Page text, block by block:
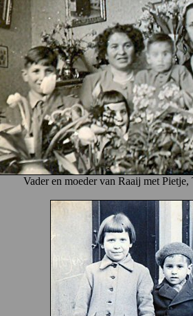
Vader en moeder van Raaij met Pietje,